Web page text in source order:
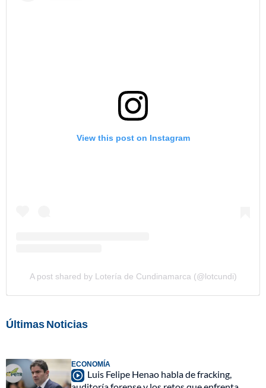
View this post on Instagram
A post shared by Lotería de Cundinamarca (@lotcundi)
Últimas Noticias
ECONOMÍA
Luis Felipe Henao habla de fracking,